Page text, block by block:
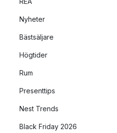
Nyheter
Bästsäljare
Högtider
Rum
Presenttips
Nest Trends
Black Friday 2026